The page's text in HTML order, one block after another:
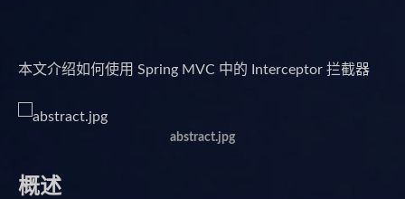
本文介绍如何使用 Spring MVC 中的 Interceptor 拦截器
abstract.jpg
概述